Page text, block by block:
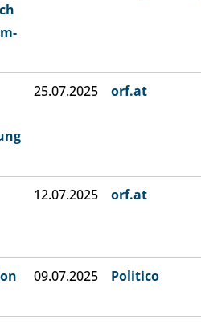
25.07.2025 orf.at
12.07.2025 orf.at
09.07.2025 Politico